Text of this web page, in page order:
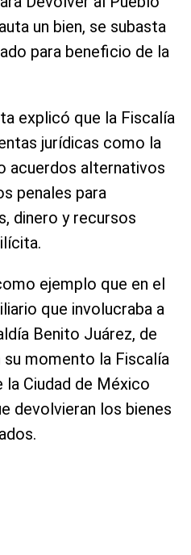
un bien, se subasta
para beneficio de la
explicó que la Fiscalía
jurídicas como la
acuerdos alternativos
penales para
dinero y recursos
ejemplo que en el
que involucraba a
Benito Juárez, de
momento la Fiscalía
la Ciudad de México
devolvieran los bienes